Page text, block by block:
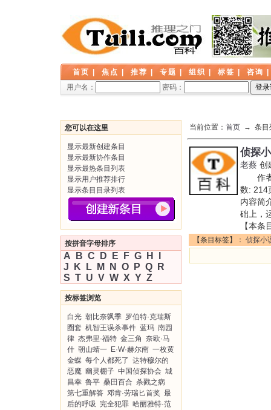
首页 焦点 推荐 专题 组织 标签 咨询
用户名：
密码：
您可以在这里
显示最新创建条目
显示最新协作条目
显示最热条目列表
显示用户推荐排行
显示条目目录列表
按拼音字母排序
A B C D E F G H
J
K L M N O P Q
R
S T U V W X Y Z
按标签浏览
白光 朝比奈飒季 罗伯特·克瑞斯
圈套 机智王误杀事件 蓝玛 南园
律 杰弗里·福特 金三角 奈欧·马
什 朝山蜻一 E·W·赫尔南 一枚黄
金蝶 每个人都死了 达特穆尔的
恶魔 幽灵棚子 中国侦探协会 城
昌幸 鲁平 桑田百合 杀戮之病
第七重解答 邓肯·劳瑞匕首奖 最
后的呼吸 完全犯罪 哈丽雅特·范
当前位置： 首页 → 条目
侦探
老蔡 创
作者
数:
内容简
础上，
【本条
【条目标签】： 侦探小